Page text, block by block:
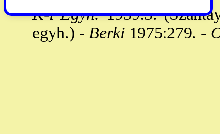
K-i Egyh.1939:3.
egyh.) - Berki 1975:279. -